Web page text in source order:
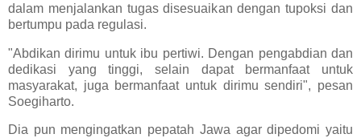
dalam menjalankan tugas disesuaikan dengan tupoksi dan
bertumpu pada regulasi.
"Abdikan dirimu untuk ibu pertiwi. Dengan pengabdian dan
dedikasi yang tinggi, selain dapat bermanfaat untuk
masyarakat, juga bermanfaat untuk dirimu sendiri", pesan
Soegiharto.
Dia pun mengingatkan pepatah Jawa agar dipedomi yaitu